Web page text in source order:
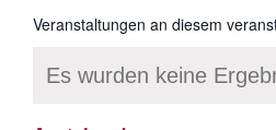
Veranstaltungen an diesem
Hinweis
Es wurden keine